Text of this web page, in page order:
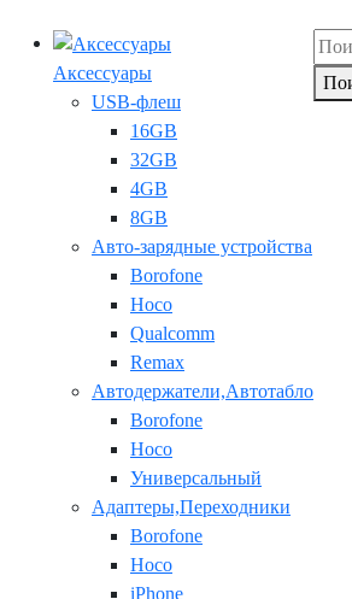
Аксессуары
USB-флеш
16GB
32GB
4GB
8GB
Авто-зарядные устройства
Borofone
Hoco
Qualcomm
Remax
Автодержатели,Автотабло
Borofone
Hoco
Универсальный
Адаптеры,Переходники
Borofone
Hoco
iPhone